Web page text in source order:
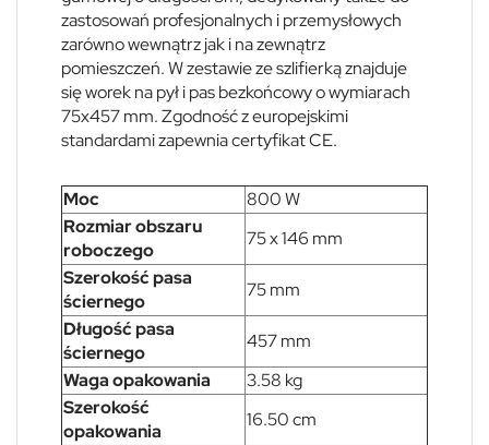
zastosowań profesjonalnych i przemysłowych
zarówno wewnątrz jak i na zewnątrz
pomieszczeń. W zestawie ze szlifierką znajduje
się worek na pył i pas bezkońcowy o wymiarach
75x457 mm. Zgodność z europejskimi
standardami zapewnia certyfikat CE.
Moc
800 W
Rozmiar obszaru
roboczego
75 x 146 mm
Szerokość pasa
ściernego
75 mm
Długość pasa
ściernego
457 mm
Waga opakowania
3.58 kg
Szerokość
opakowania
16.50 cm